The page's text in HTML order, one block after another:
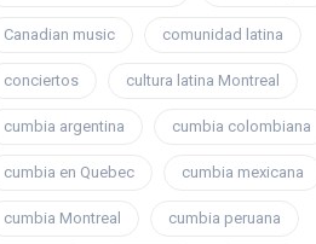
Canadian music comunidad latina
conciertos cultura latina Montreal
cumbia argentina cumbia colombiana
cumbia en Quebec cumbia mexicana
cumbia Montreal cumbia peruana